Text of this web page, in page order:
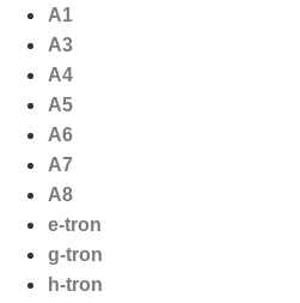
naar
inhoud
A1
A3
A4
A5
A6
A7
A8
e-tron
g-tron
h-tron